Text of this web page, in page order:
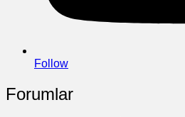
Follow
Forumlar